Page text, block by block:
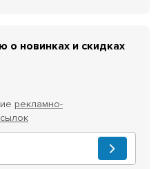
о новинках и скидках
рекламно-